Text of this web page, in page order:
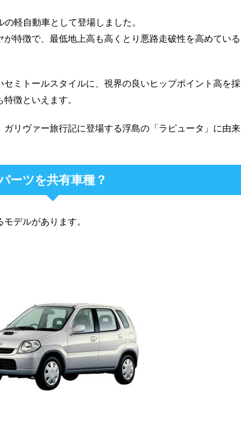
軽自動車として登場しました。
特徴で、最低地上高も高くとり悪路走破性を高めている
ミトールスタイルに、視界の良いヒップポイント高を採
徴といえます。
リヴァー旅行記に登場する浮島の「ラピュータ」に由来
ーツを共有車種？
デルがあります。